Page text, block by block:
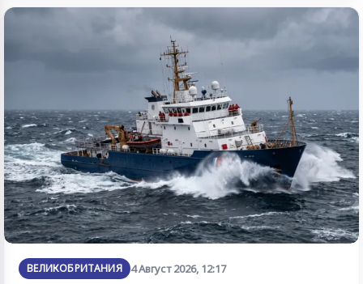
ВЕЛИКОБРИТАНИЯ 4 Август 2026, 12:17